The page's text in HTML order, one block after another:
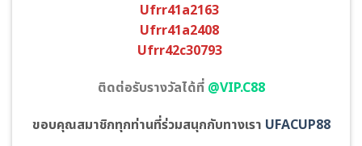
Ufrr41a2163
Ufrr41a2408
Ufrr42c30793
ติดต่อรับรางวัลได้ที่ @VIP.C88
ขอบคุณสมาชิกทุกท่านที่ร่วมสนุกกับทางเรา UFACUP88